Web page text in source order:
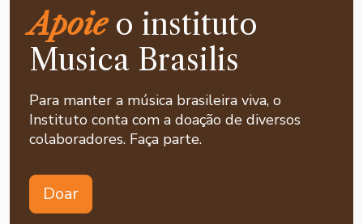
Apoieo instituto
Musica Brasilis
Para manter a música brasileira viva, o
Instituto conta com a doação de diversos
colaboradores. Faça parte.
Doar